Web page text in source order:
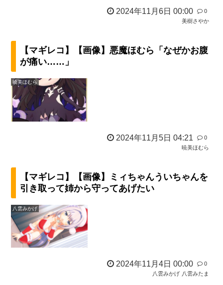
2024年11月6日 00:00
0
美樹さやか
【マギレコ】【画像】悪魔ほむら「なぜかお腹
が痛い……」
暁美ほむら
2024年11月5日 04:21
0
暁美ほむら
【マギレコ】【画像】ミィちゃんういちゃんを
引き取って姉から守ってあげたい
八雲みかげ
2024年11月4日 00:00
0
八雲みかげ 八雲みたま